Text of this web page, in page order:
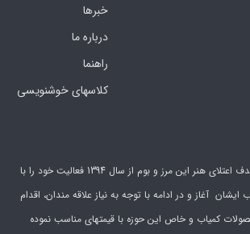
خبرها
درباره ما
راهنما
کلاسهای خوشنویسی
تیم هنری کلک عشق با هدف اعتلای هنر این مرز و بوم از سال 1394 فعالیت خود را با
ایشان آغاز و در ادامه با توجه به نیاز علاقه مندان، اقدام
کمیاب و خاص این حوزه با قیمتهای مناسب نموده